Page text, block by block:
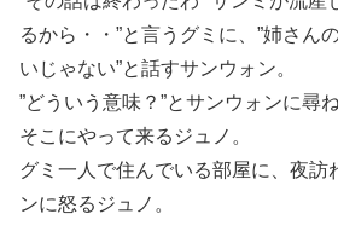
るから・・”と言うグミに、”姉さん
いじゃない”と話すサンウォン。
”どういう意味？”とサンウォンに尋
そこにやって来るジュノ。
グミ一人で住んでいる部屋に、夜訪
ンに怒るジュノ。